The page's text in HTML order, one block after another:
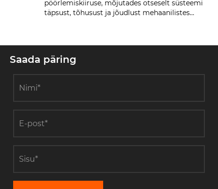
otseselt süsteemi
mehaanilistes
Saada päring